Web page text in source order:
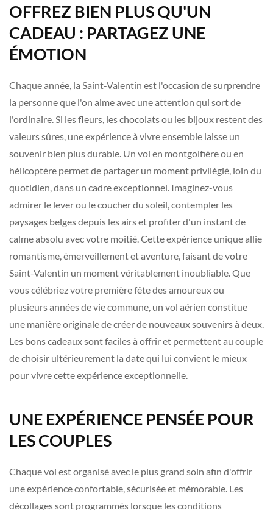
OFFREZ BIEN PLUS QU'UN
CADEAU : PARTAGEZ UNE
ÉMOTION
Chaque année, la Saint-Valentin est l'occasion de surprendre
la personne que l'on aime avec une attention qui sort de
l'ordinaire. Si les fleurs, les chocolats ou les bijoux restent des
valeurs sûres, une expérience à vivre ensemble laisse un
souvenir bien plus durable. Un vol en montgolfière ou en
hélicoptère permet de partager un moment privilégié, loin du
quotidien, dans un cadre exceptionnel. Imaginez-vous
admirer le lever ou le coucher du soleil, contempler les
paysages belges depuis les airs et profiter d'un instant de
calme absolu avec votre moitié. Cette expérience unique allie
romantisme, émerveillement et aventure, faisant de votre
Saint-Valentin un moment véritablement inoubliable. Que
vous célébriez votre première fête des amoureux ou
plusieurs années de vie commune, un vol aérien constitue
une manière originale de créer de nouveaux souvenirs à deux.
Les bons cadeaux sont faciles à offrir et permettent au couple
de choisir ultérieurement la date qui lui convient le mieux
pour vivre cette expérience exceptionnelle.
UNE EXPÉRIENCE PENSÉE POUR
LES COUPLES
Chaque vol est organisé avec le plus grand soin afin d'offrir
une expérience confortable, sécurisée et mémorable. Les
décollages sont programmés lorsque les conditions